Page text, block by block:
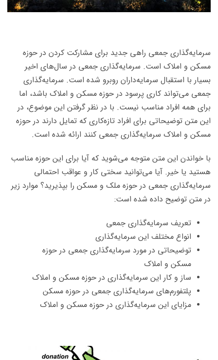
سرمایه‌گذاری جمعی راهی جدید برای مشارکت کردن در حوزه
مسکن و املاک است. سرمایه‌گذاری جمعی در سال‌های اخیر
بسیار با استقبال سرمایه‌داران روبرو شده است. سرمایه‌گذاری
جمعی می‌تواند کاری پرسود در حوزه مسکن و املاک باشد، اما
برای همه افراد مناسب نیست. با در نظر گرفتن این موضوع، در
این متن توضیحاتی برای افراد تازه‌کاری که تمایل دارند در حوزه
مسکن و املاک سرمایه‌گذاری جمعی کنند ارائه شده است.
با خواندن این متن متوجه می‌شوید که آیا برای این حوزه مناسب
هستید یا خیر. آیا می‌توانید سختی کار و عواقب احتمالی
سرمایه‌گذاری جمعی در حوزه ملک و مسکن را بپذیرید؟ موارد زیر
در متن توضیح داده شده است:
تعریف سرمایه‌گذاری جمعی
انواع مختلف این سرمایه‌گذاری
توضیحاتی در مورد سرمایه‌گذاری جمعی در حوزه
مسکن و املاک
ساز و کار این سرمایه‌گذاری در حوزه مسکن و املاک
پلتفورم‌های سرمایه‌گذاری جمعی در حوزه مسکن
مزایای این سرمایه‌گذاری در حوزه مسکن و املاک